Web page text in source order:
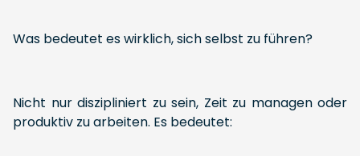
Was bedeutet es wirklich, sich selbst zu führen?
Nicht nur diszipliniert zu sein, Zeit zu managen oder
produktiv zu arbeiten. Es bedeutet: